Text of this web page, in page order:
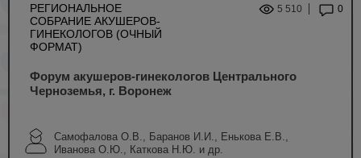
РЕГИОНАЛЬНОЕ
СОБРАНИЕ АКУШЕРОВ-
ГИНЕКОЛОГОВ (ОЧНЫЙ
ФОРМАТ)
5 510 0
Форум акушеров-гинекологов Центрального
Черноземья, г. Воронеж
Самофалова О.В., Баранов И.И., Енькова Е.В.,
Иванова О.Ю., Каткова Н.Ю. и др.